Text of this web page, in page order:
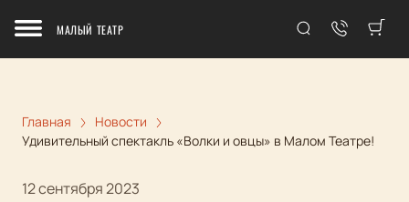
МАЛЫЙ ТЕАТР
Главная
Новости
Удивительный спектакль «Волки и овцы» в Малом Театре!
12 сентября 2023